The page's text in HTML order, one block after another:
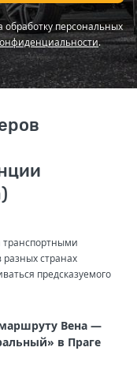
обработку персональных
.
транспортными
странах
предсказуемого
Вена —
в Праге